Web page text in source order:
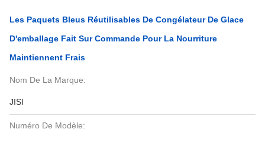
Les Paquets Bleus Réutilisables De Congélateur De Glace
D'emballage Fait Sur Commande Pour La Nourriture
Maintiennent Frais
Nom De La Marque:
JISI
Numéro De Modèle: